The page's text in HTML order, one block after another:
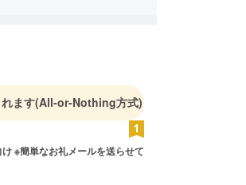
ます(All-or-Nothing方式)
※簡単なお礼メールを送らせて